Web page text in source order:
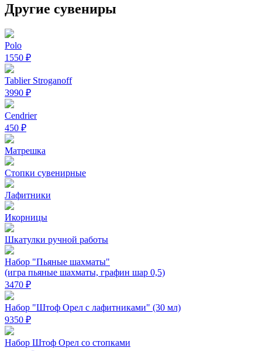
Другие сувениры
Polo
1550 ₽
Tablier Stroganoff
3990 ₽
Cendrier
450 ₽
Матрешка
Стопки сувенирные
Лафитники
Икорницы
Шкатулки ручной работы
Набор "Пьяные шахматы"
(игра пьяные шахматы, графин шар 0,5)
3470 ₽
Набор "Штоф Орел с лафитниками" (30 мл)
9350 ₽
Набор Штоф Орел со стопками